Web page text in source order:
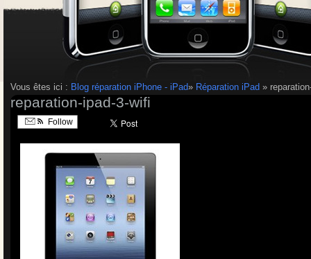
Vous êtes ici : Blog réparation iPhone - iPad» Réparation iPad »
reparation-ipad-3-wifi
Follow